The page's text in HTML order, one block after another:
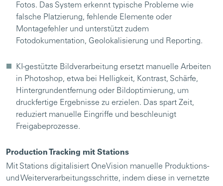
Fotos. Das System erkennt typische Probleme wie
falsche Platzierung, fehlende Elemente oder
Montagefehler und unterstützt zudem
Fotodokumentation, Geolokalisierung und Reporting.
KI-gestützte Bildverarbeitung ersetzt manuelle Arbeiten
in Photoshop, etwa bei Helligkeit, Kontrast, Schärfe,
Hintergrundentfernung oder Bildoptimierung, um
druckfertige Ergebnisse zu erzielen. Das spart Zeit,
reduziert manuelle Eingriffe und beschleunigt
Freigabeprozesse.
Production Tracking mit Stations
Mit Stations digitalisiert OneVision manuelle Produktions-
und Weiterverarbeitungsschritte, indem diese in vernetzte